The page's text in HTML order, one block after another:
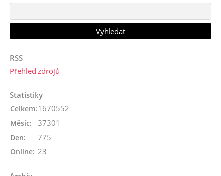
RSS
Přehled zdrojů
Statistiky
Online: 23
Celkem: 1670552
Měsíc: 37301
Den: 775